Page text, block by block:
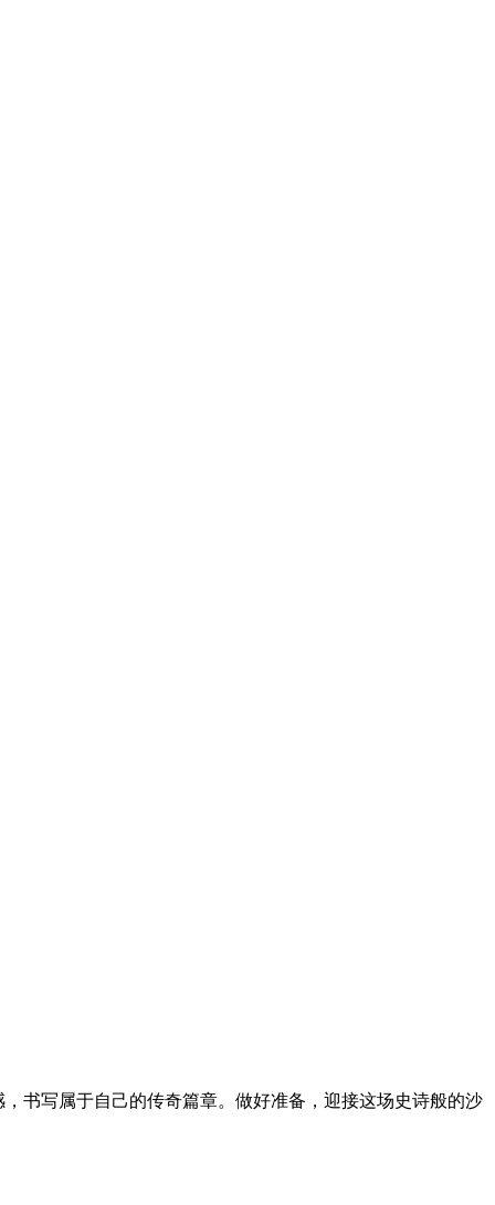
书写属于自己的传奇篇章。做好准备，迎接这场史诗般的沙